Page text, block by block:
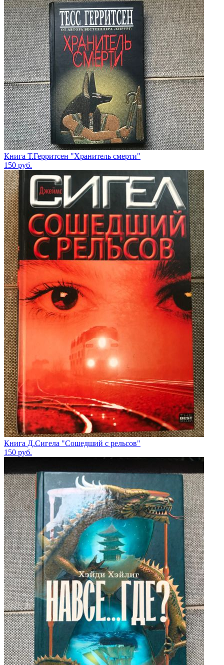
Книга Т.Герритсен "Хранитель смерти"
150 руб.
Книга Д.Сигела "Сошедший с рельсов"
150 руб.